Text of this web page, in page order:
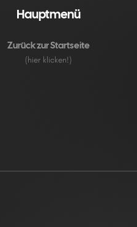
Hauptmenü
Zurück zur Startseite
(hier klicken!)